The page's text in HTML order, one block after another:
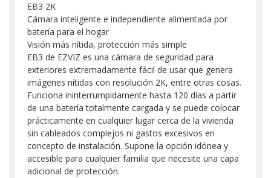
EB3 2K
Cámara inteligente e independiente alimentada por
batería para el hogar
Visión más nítida, protección más simple
EB3 de EZVIZ es una cámara de seguridad para
exteriores extremadamente fácil de usar que genera
imágenes nítidas con resolución 2K, entre otras cosas.
Funciona ininterrumpidamente hasta 120 días a partir
de una batería totalmente cargada y se puede colocar
prácticamente en cualquier lugar cerca de la vivienda
sin cableados complejos ni gastos excesivos en
concepto de instalación. Supone la opción idónea y
accesible para cualquier familia que necesite una capa
adicional de protección.